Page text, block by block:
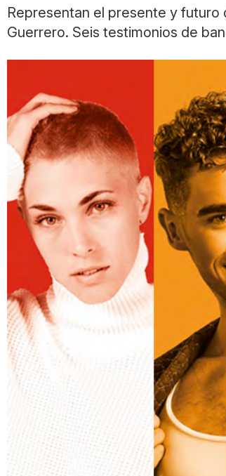
Representan el presente y futuro
Guerrero. Seis testimonios de